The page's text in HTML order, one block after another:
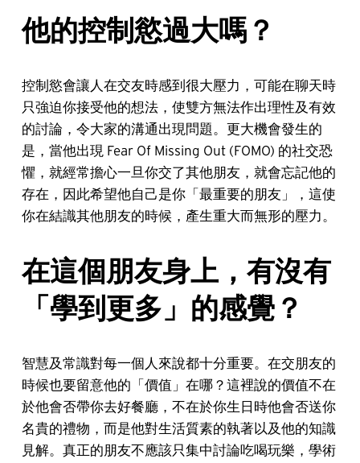
他的控制慾過大嗎？
控制慾會讓人在交友時感到很大壓力，可能在聊天時
只強迫你接受他的想法，使雙方無法作出理性及有效
的討論，令大家的溝通出現問題。更大機會發生的
是，當他出現 Fear Of Missing Out (FOMO) 的社交恐
懼，就經常擔心一旦你交了其他朋友，就會忘記他的
存在，因此希望他自己是你「最重要的朋友」，這使
你在結識其他朋友的時候，產生重大而無形的壓力。
在這個朋友身上，有沒有
「學到更多」的感覺？
智慧及常識對每一個人來說都十分重要。在交朋友的
時候也要留意他的「價值」在哪？這裡說的價值不在
於他會否帶你去好餐廳，不在於你生日時他會否送你
名貴的禮物，而是他對生活質素的執著以及他的知識
見解。真正的朋友不應該只集中討論吃喝玩樂，學術